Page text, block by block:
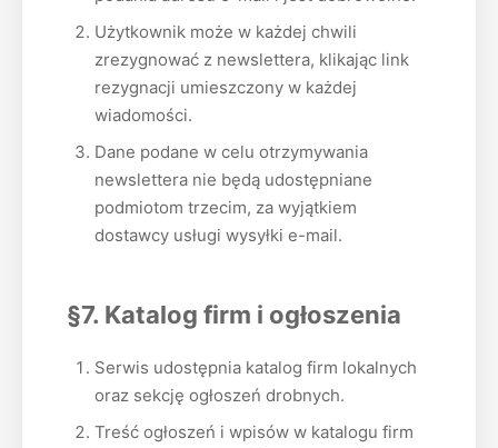
Użytkownik może w każdej chwili
zrezygnować z newslettera, klikając link
rezygnacji umieszczony w każdej
wiadomości.
Dane podane w celu otrzymywania
newslettera nie będą udostępniane
podmiotom trzecim, za wyjątkiem
dostawcy usługi wysyłki e-mail.
§7. Katalog firm i ogłoszenia
Serwis udostępnia katalog firm lokalnych
oraz sekcję ogłoszeń drobnych.
Treść ogłoszeń i wpisów w katalogu firm